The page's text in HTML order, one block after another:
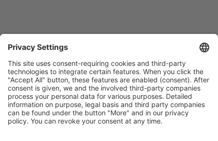
Impressum
Barrierefreiheitserklärung
Datenschutzerklärung
Newsletter abonieren